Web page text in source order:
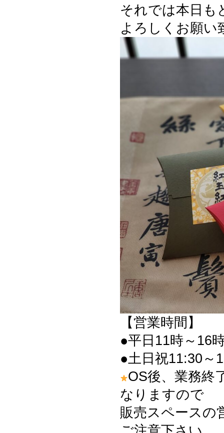
それでは本日も
よろしくお願い
【営業時間】
●平日11時～16
●土日祝11:30～
OS後、業務終
なりますので
販売スペースの